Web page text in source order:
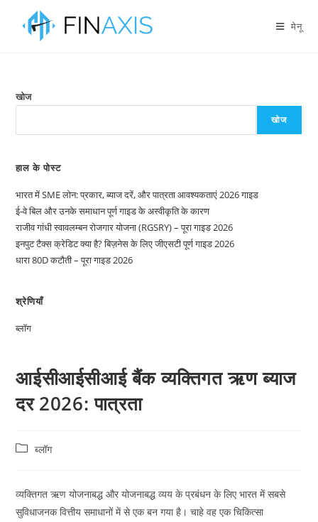
मेनू
खोज
खोज
हाल के पोस्ट
भारत में SME लोन: प्रकार, ब्याज दरें, और पात्रता आवश्यकताएं 2026 गाइड
ई-वे बिल और उनके समाधान पूर्ण गाइड के अस्वीकृति के कारण
राजीव गांधी स्वावलम्बन रोजगार योजना (RGSRY) – पूरा गाइड 2026
इनपुट टैक्स क्रेडिट क्या है? बिज़नेस के लिए जीएसटी पूर्ण गाइड 2026
धारा 80D कटौती – पूरा गाइड 2026
श्रेणियाँ
ब्लॉग
आईसीआईसीआई बैंक व्यक्तिगत ऋण ब्याज
दर 2026: पात्रता
ब्लॉग
व्यक्तिगत ऋण योजनाबद्ध और योजनाबद्ध व्यय के प्रबंधन के लिए भारत में सबसे
सुविधाजनक वित्तीय समाधानों में से एक बन गया है। चाहे वह एक चिकित्सा